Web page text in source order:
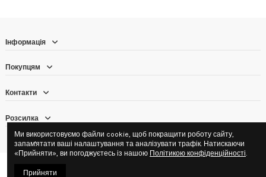
Інформація
Покупцям
Контакти
Розсилка
40527048 · Юридична адреса: 03027, Київська обл., с. Новосілки, вул.
Ми використовуємо файли cookie, щоб покращити роботу сайту,
запам'ятати ваші налаштування та аналізувати трафік. Натискаючи
«Прийняти», ви погоджуєтесь із нашою Політикою конфіденційності.
Прийняти